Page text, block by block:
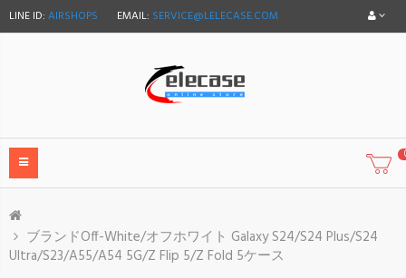
LINE ID: AIRSHOPS EMAIL: SERVICE@LELECASE.COM
ブランドOff-White/オフホワイト Galaxy S24/S24 Plus/S24
Ultra/S23/A55/A54 5G/Z Flip 5/Z Fold 5ケース